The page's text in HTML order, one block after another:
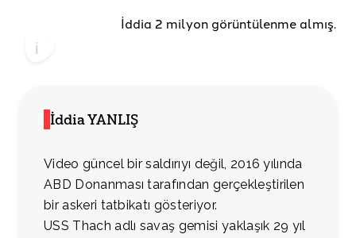
İddia 2 milyon görüntülenme almış.
İddia YANLIŞ
Video güncel bir saldırıyı değil, 2016 yılında
ABD Donanması tarafından gerçekleştirilen
bir askeri tatbikatı gösteriyor.
USS Thach adlı savaş gemisi yaklaşık 29 yıl